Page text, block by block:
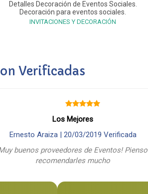
Detalles Decoración de Eventos Sociales.
Decoración para eventos sociales.
INVITACIONES Y DECORACIÓN
Verificadas
Los Mejores
Ernesto Araiza | 20/03/2019 Verificada
buenos proveedores de Eventos! Pienso
recomendarles mucho